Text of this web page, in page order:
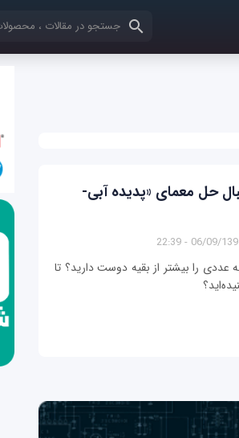
کلمات کلیدی خود را وارد کنید
حل معمای «پدیده آبی-
06/09/1395 -
را بیشتر از بقیه دوست دارید؟ تا